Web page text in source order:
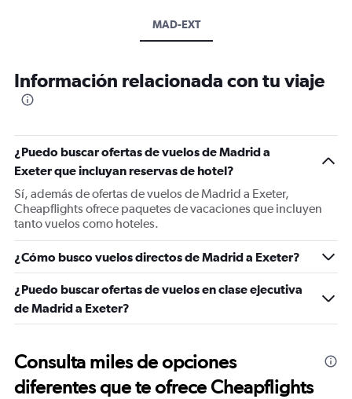
MAD-EXT
Información relacionada con tu viaje
¿Puedo buscar ofertas de vuelos de Madrid a
Exeter que incluyan reservas de hotel?
Sí, además de ofertas de vuelos de Madrid a Exeter,
Cheapflights ofrece paquetes de vacaciones que incluyen
tanto vuelos como hoteles.
¿Cómo busco vuelos directos de Madrid a Exeter?
¿Puedo buscar ofertas de vuelos en clase ejecutiva
de Madrid a Exeter?
Consulta miles de opciones
diferentes que te ofrece Cheapflights